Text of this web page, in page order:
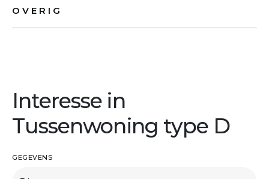
OVERIG
Interesse in
Tussenwoning type D
GEGEVENS